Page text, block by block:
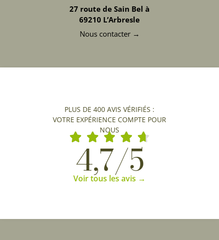
27 route de Sain Bel à
69210 L’Arbresle
Nous contacter →
PLUS DE 400 AVIS VÉRIFIÉS :
VOTRE EXPÉRIENCE COMPTE POUR
NOUS
4,7/5
Voir tous les avis →